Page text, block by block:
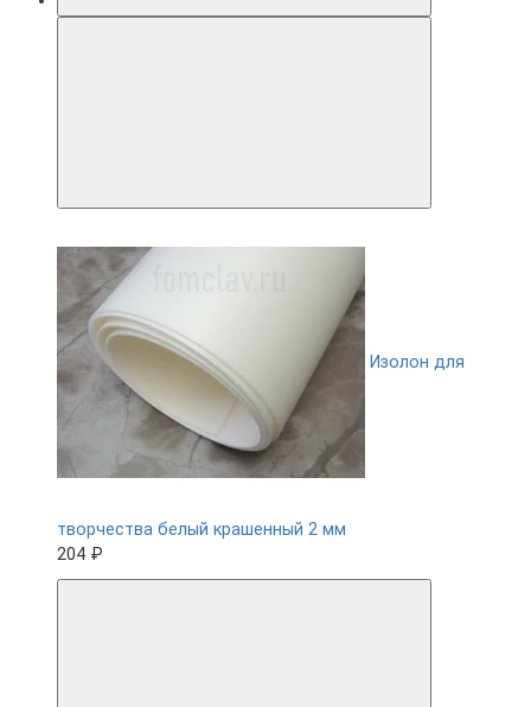
Изолон для
творчества белый крашенный 2 мм
204 ₽